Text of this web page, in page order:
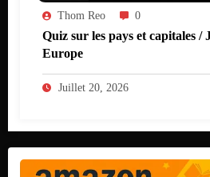
Thom Reo 0
Quiz sur les pays et capitales /
Europe
Juillet 20, 2026